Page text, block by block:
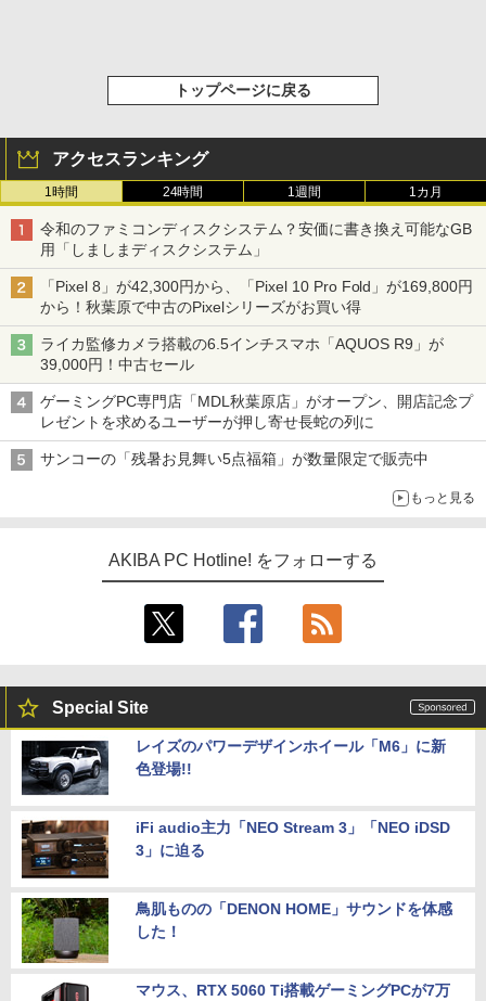
トップページに戻る
アクセスランキング
1時間 24時間 1週間 1カ月
令和のファミコンディスクシステム？安価に書き換え可能なGB
用「しましまディスクシステム」
「Pixel 8」が42,300円から、「Pixel 10 Pro Fold」が169,800円
から！秋葉原で中古のPixelシリーズがお買い得
ライカ監修カメラ搭載の6.5インチスマホ「AQUOS R9」が
39,000円！中古セール
ゲーミングPC専門店「MDL秋葉原店」がオープン、開店記念プ
レゼントを求めるユーザーが押し寄せ長蛇の列に
サンコーの「残暑お見舞い5点福箱」が数量限定で販売中
もっと見る
AKIBA PC Hotline! をフォローする
Special Site
レイズのパワーデザインホイール「M6」に新
色登場!!
iFi audio主力「NEO Stream 3」「NEO iDSD
3」に迫る
鳥肌ものの「DENON HOME」サウンドを体感
した！
マウス、RTX 5060 Ti搭載ゲーミングPCが7万